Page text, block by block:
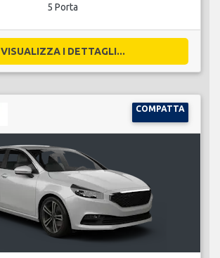
5 Porta
VISUALIZZA I DETTAGLI...
COMPATTA